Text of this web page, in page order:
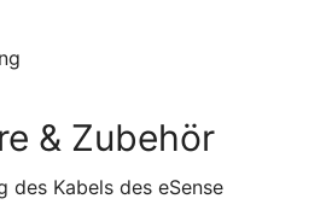
& Zubehör
des Kabels des eSense